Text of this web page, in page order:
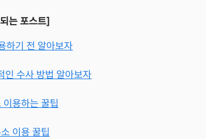
는 포스트]
하기 전 알아보자
수사 방법 알아보자
용하는 꿀팁
이용 꿀팁